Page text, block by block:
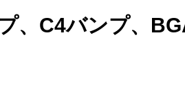
、C4バンプ、